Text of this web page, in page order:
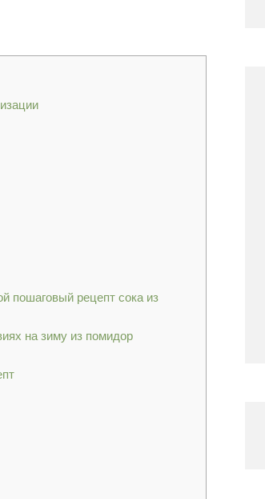
пошаговый рецепт сока из
на зиму из помидор